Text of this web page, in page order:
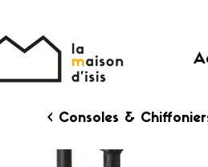
< Consoles &